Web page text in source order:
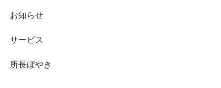
お知らせ
サービス
所長ぼやき